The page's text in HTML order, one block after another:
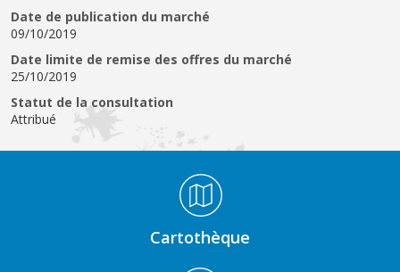
Date de publication du marché
09/10/2019
Date limite de remise des offres du marché
25/10/2019
Statut de la consultation
Attribué
Cartothèque